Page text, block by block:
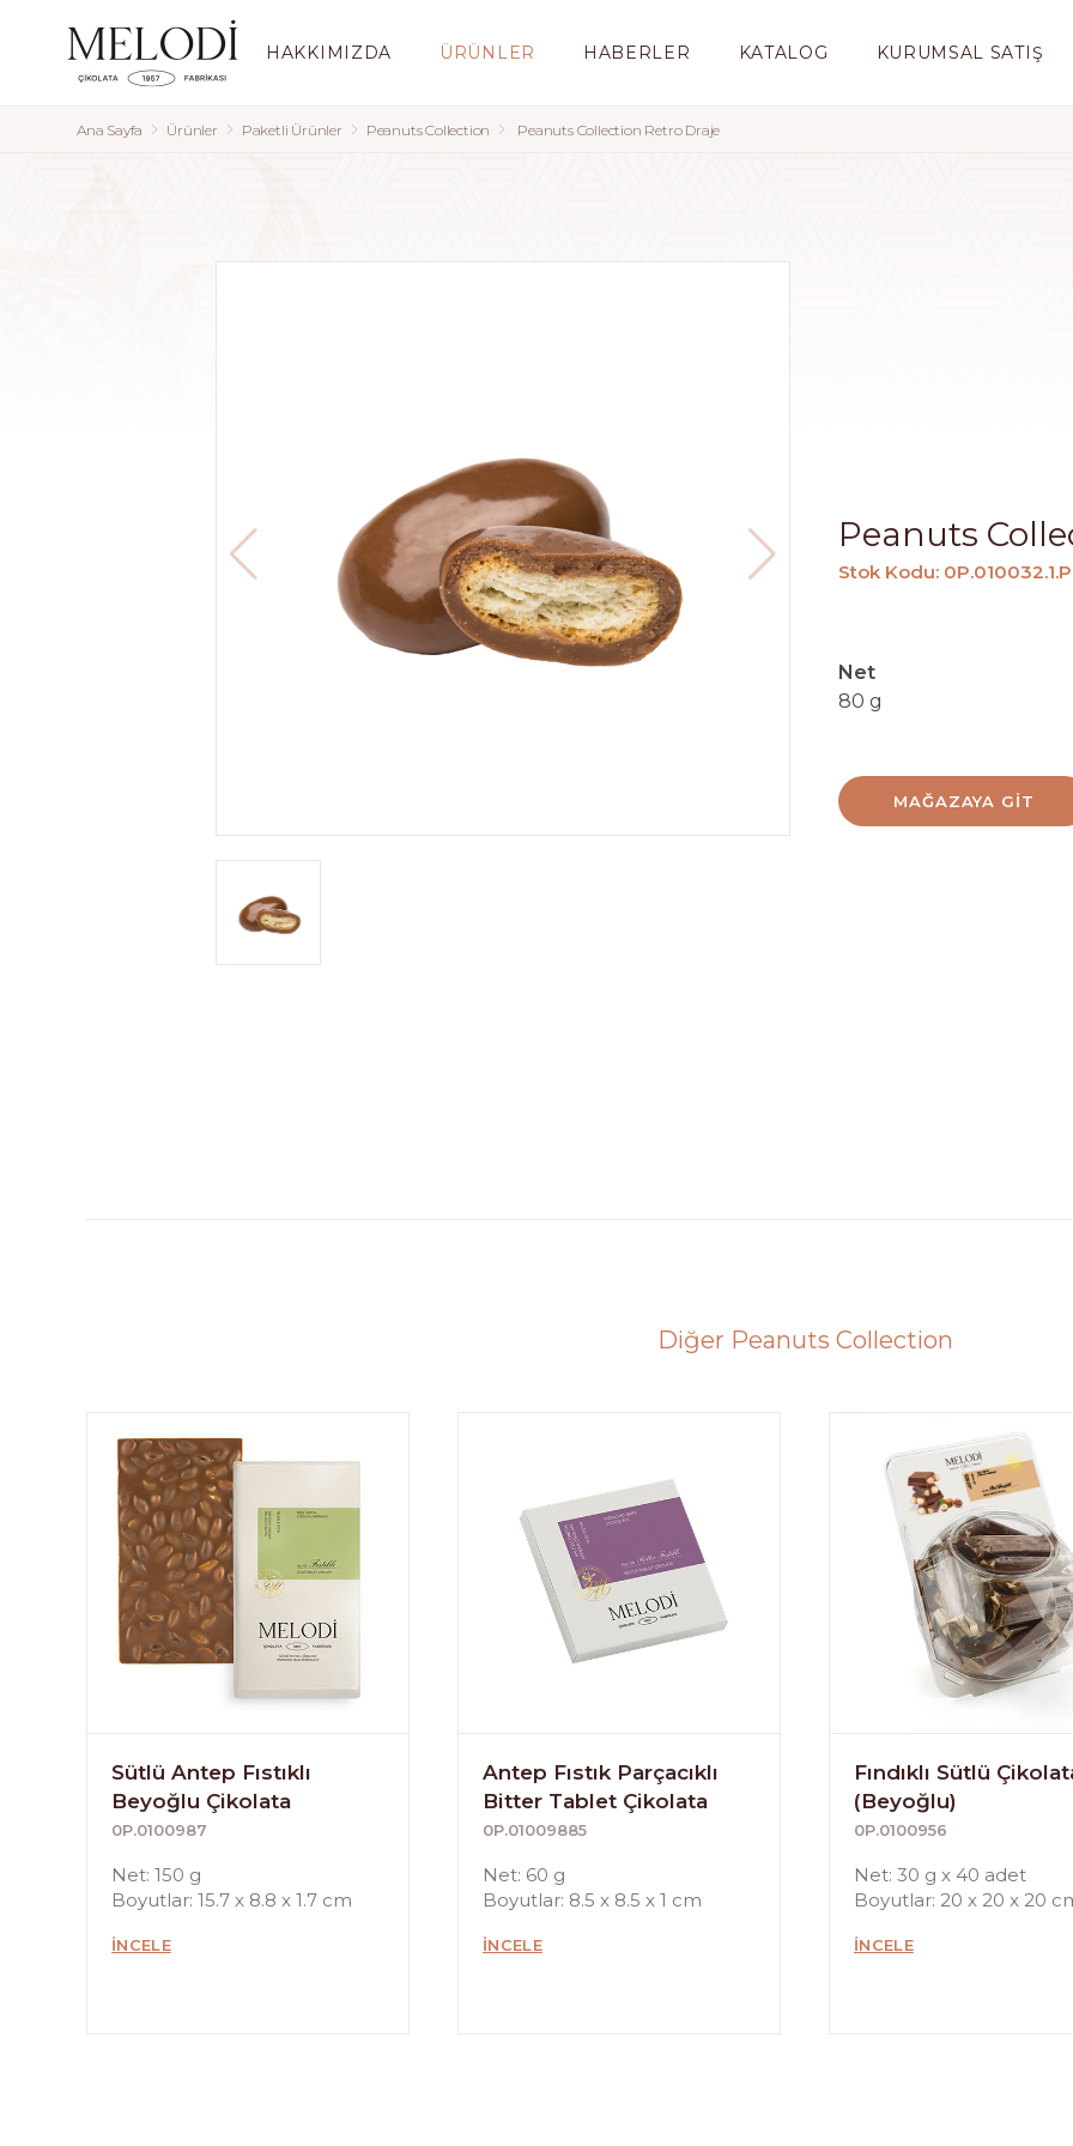
HAKKIMIZDA ÜRÜNLER HABERLER KATALOG KURUMSAL SATIŞ
Ana Sayfa Ürünler Paketli Ürünler Peanuts Collection Peanuts Collection Retro Draje
Peanuts
Stok Kodu:
Net
80 g
MAĞAZAYA GIT
Diğer Peanuts Collection
Sütlü Antep Fıstıklı
Beyoğlu Çikolata
0P.0100987
Net: 150 g
Boyutlar: 15.7 x 8.8 x 1.7 cm
İNCELE
Antep Fıstık Parçacıklı
Bitter Tablet Çikolata
0P.01009885
Net: 60 g
Boyutlar: 8.5 x 8.5 x 1 cm
İNCELE
Fındıklı Sütlü
(Beyoğlu)
0P.0100956
Net: 30 g x 40 adet
Boyutlar: 20 x 20 x 20
İNCELE